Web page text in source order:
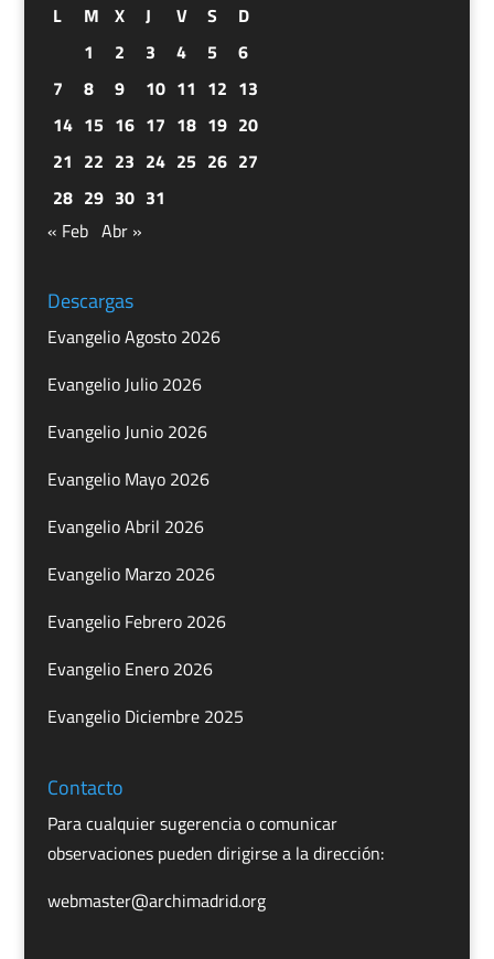
L M X J V S
D
1
2 3 4 5
6
7
8 9 10 11 12 13
14 15 16 17 18 19 20
21 22 23 24 25 26 27
28 29 30 31
« Feb Abr »
Descargas
Evangelio Agosto 2026
Evangelio Julio 2026
Evangelio Junio 2026
Evangelio Mayo 2026
Evangelio Abril 2026
Evangelio Marzo 2026
Evangelio Febrero 2026
Evangelio Enero 2026
Evangelio Diciembre 2025
Contacto
Para cualquier sugerencia o comunicar
observaciones pueden dirigirse a la dirección:
webmaster@archimadrid.org